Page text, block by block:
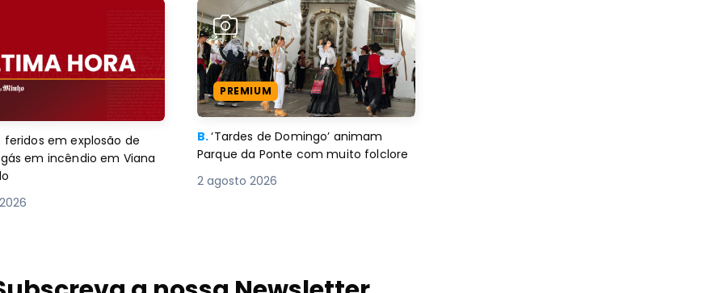
feridos em explosão de
em incêndio em Viana
PREMIUM
B.‘Tardes de Domingo’ animam
Parque da Ponte com muito folclore
2 agosto 2026